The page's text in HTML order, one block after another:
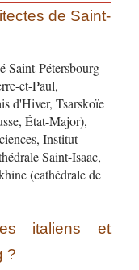
de Saint-
Saint-Pétersbourg
et-Paul,
d'Hiver, Tsarskoïe
État-Major),
Institut
Saint-Isaac,
(cathédrale de
italiens et
?